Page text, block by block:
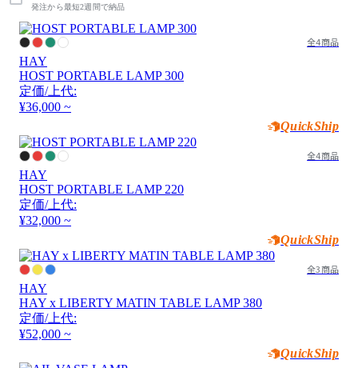
発注から最短2週間で納品
全4商品
HAY
HOST PORTABLE LAMP 300
定価/上代:
¥36,000 ~
QuickShip
全4商品
HAY
HOST PORTABLE LAMP 220
定価/上代:
¥32,000 ~
QuickShip
全3商品
HAY
HAY x LIBERTY MATIN TABLE LAMP 380
定価/上代:
¥52,000 ~
QuickShip